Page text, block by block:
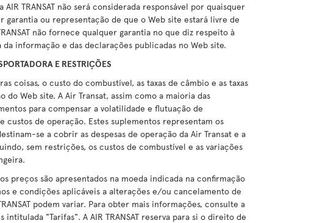
AIR TRANSAT não será considerada responsável por quaisquer
garantia ou representação de que o Web site estará livre de
não fornece qualquer garantia no que diz respeito à
informação e das declarações publicadas no Web site.
E RESTRIÇÕES
coisas, o custo do combustível, as taxas de câmbio e as taxas
Web site. A Air Transat, assim como a maioria das
para compensar a volatilidade e flutuação de
custos de operação. Estes suplementos representam os
se a cobrir as despesas de operação da Air Transat e a
sem restrições, os custos de combustível e as variações
preços são apresentados na moeda indicada na confirmação
e condições aplicáveis a alterações e/ou cancelamento de
podem variar. Para obter mais informações, consulte a
"Tarifas". A AIR TRANSAT reserva para si o direito de